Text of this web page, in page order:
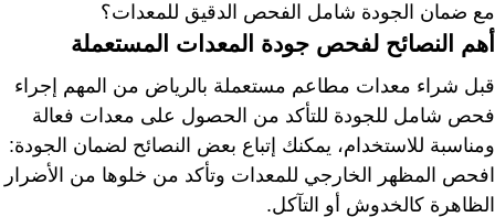
مع ضمان الجودة شامل الفحص الدقيق للمعدات؟
أهم النصائح لفحص جودة المعدات المستعملة
قبل شراء معدات مطاعم مستعملة بالرياض من المهم إجراء
فحص شامل للجودة للتأكد من الحصول على معدات فعالة
ومناسبة للاستخدام، يمكنك إتباع بعض النصائح لضمان الجودة:
افحص المظهر الخارجي للمعدات وتأكد من خلوها من الأضرار
الظاهرة كالخدوش أو التآكل.